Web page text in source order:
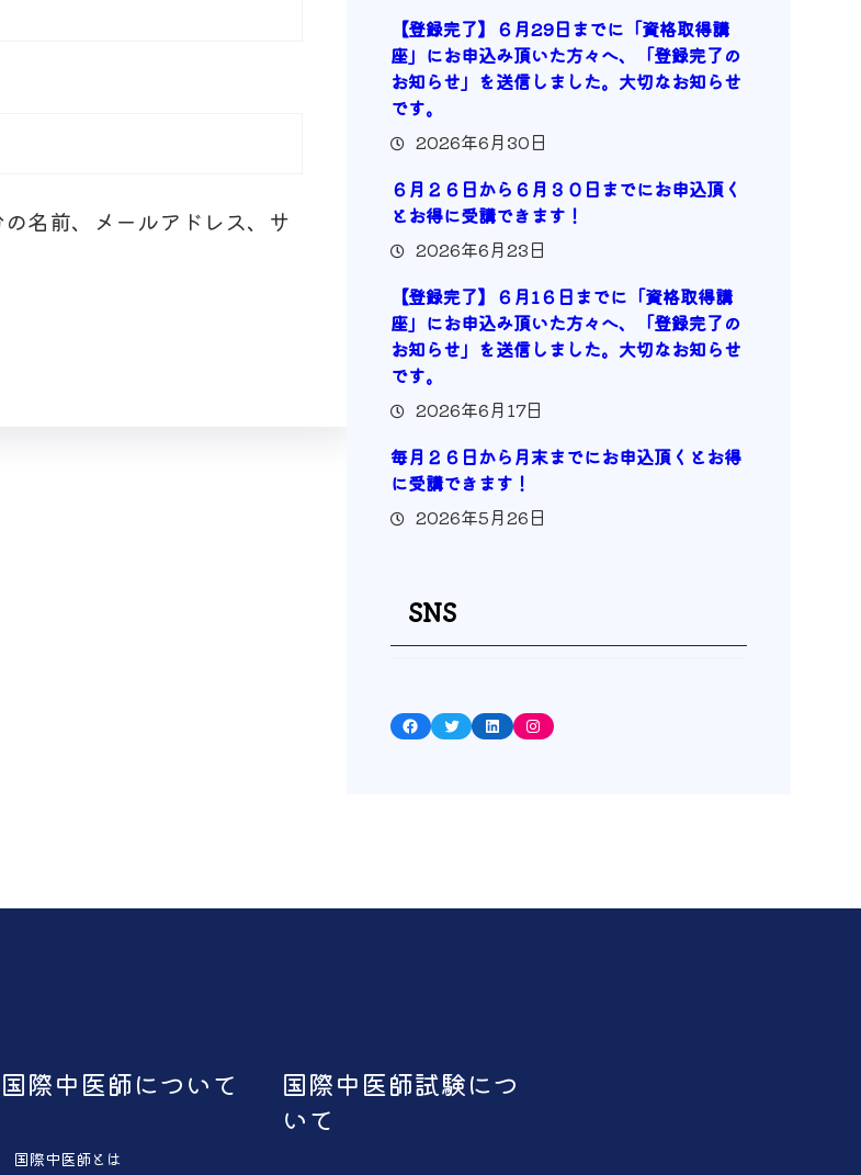
名前、メールアドレス、サ
【登録完了】６月29日までに「資格取得講
座」にお申込み頂いた方々へ、「登録完了の
お知らせ」を送信しました。大切なお知らせ
です。
2026年6月30日
６月２６日から６月３０日までにお申込頂く
とお得に受講できます！
2026年6月23日
【登録完了】６月1６日までに「資格取得講
座」にお申込み頂いた方々へ、「登録完了の
お知らせ」を送信しました。大切なお知らせ
です。
2026年6月17日
毎月２６日から月末までにお申込頂くとお得
に受講できます！
2026年5月26日
SNS
Facebook Twitter LinkedIn Instagram
国際中医師について
国際中医師とは
国際中医師試験につ
いて